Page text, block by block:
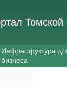
Томской
Инфраструктура
бизнеса